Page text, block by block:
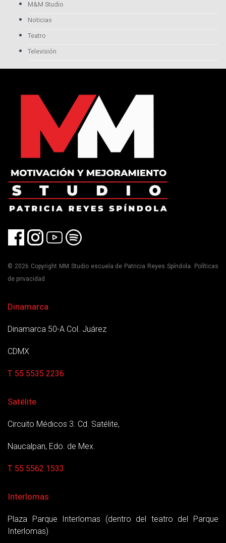
M&M Studio
Noticias
Teatro
Televisión
© 2026 Copyright MM Studio escuela de Patricia Reyes Spíndola. Políticas
de privacidad
Dinamarca
Dinamarca 50-A Col. Juárez
CDMX
T. 55 5535 2236
Satélite
Circuito Médicos 3. Cd. Satélite,
Naucalpan, Edo. de Mex.
T. 55 5562 1533
Interlomas
Plaza Parque Interlomas (dentro del teatro del Parque
Interlomas)